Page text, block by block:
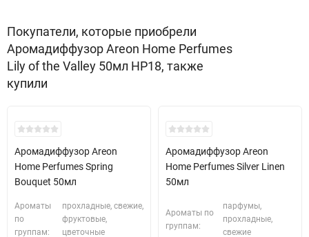
Покупатели, которые приобрели
Аромадиффузор Areon Home Perfumes
Lily of the Valley 50мл HP18, также
купили
Аромадиффузор Areon
Home Perfumes Spring
Bouquet 50мл
Ароматы
по
группам:
прохладные, свежие,
фруктовые,
цветочные
Аромадиффузор Areon
Home Perfumes Silver Linen
50мл
Ароматы по
группам:
парфумы,
прохладные,
свежие